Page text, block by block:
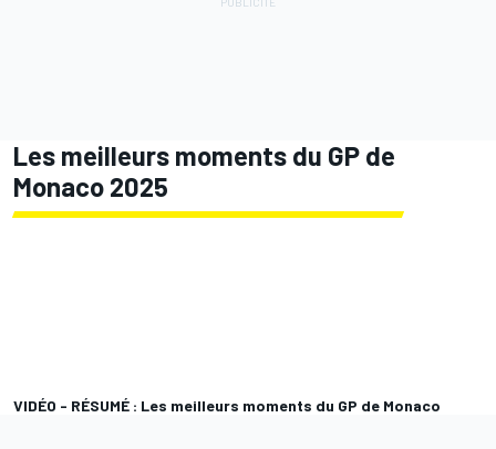
Les meilleurs moments du GP de
Monaco 2025
VIDÉO - RÉSUMÉ : Les meilleurs moments du GP de Monaco